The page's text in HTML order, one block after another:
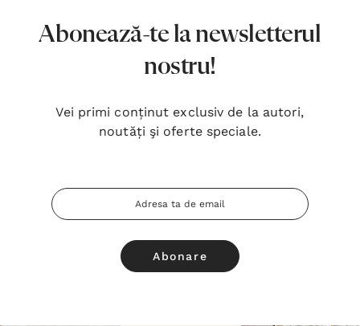
Abonează-te la newsletterul
nostru!
Vei primi conținut exclusiv de la autori,
noutăți şi oferte speciale.
Adresa
Email